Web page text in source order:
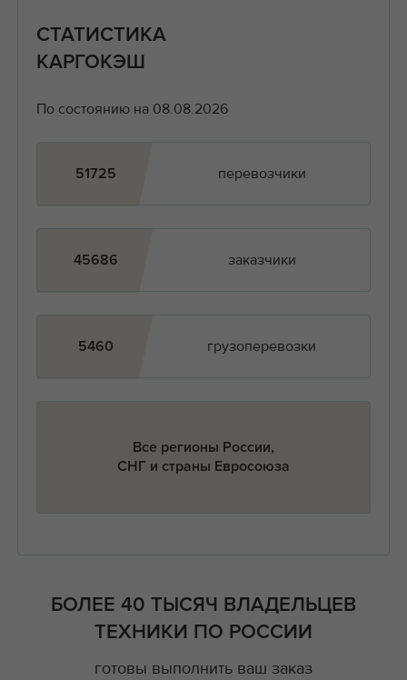
СТАТИСТИКА
КАРГОКЭШ
По состоянию на 08.08.2026
51725 перевозчики
45686 заказчики
5460 грузоперевозки
Все регионы России,
СНГ и страны Евросоюза
БОЛЕЕ 40 ТЫСЯЧ ВЛАДЕЛЬЦЕВ
ТЕХНИКИ ПО РОССИИ
готовы выполнить ваш заказ